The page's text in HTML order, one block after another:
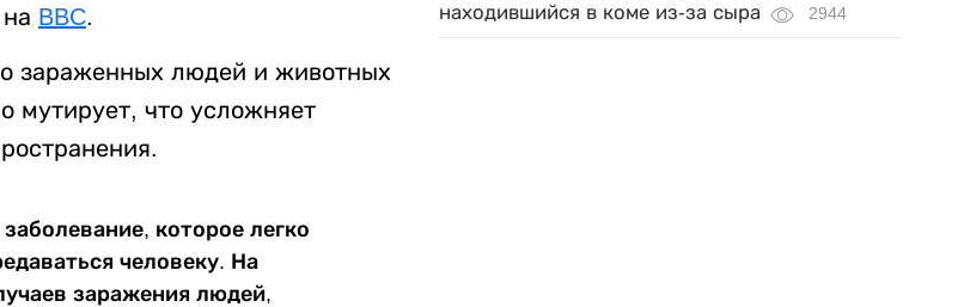
BBC.
зараженных людей и животных
мутирует, что усложняет
которое легко
человеку. На
заражения людей,
находившийся в коме из-за сыра
2944